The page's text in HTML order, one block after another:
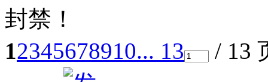
封禁！
12345678910... 13 / 13